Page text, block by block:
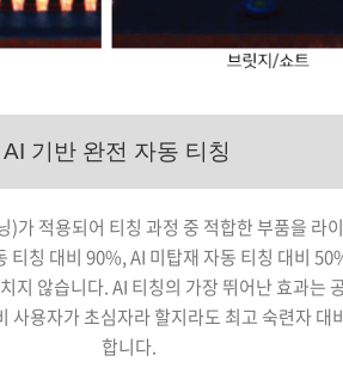
AI 기반 완전 자동 티칭
가 적용되어 티칭 과정 중 적합한 부품을 라
칭 대비 90%, AI 미탑재 자동 티칭 대비
지 않습니다. AI 티칭의 가장 뛰어난 효과는
용자가 초심자라 할지라도 최고 숙련자
합니다.